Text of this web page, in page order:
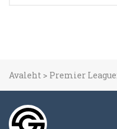
Avaleht > Premier